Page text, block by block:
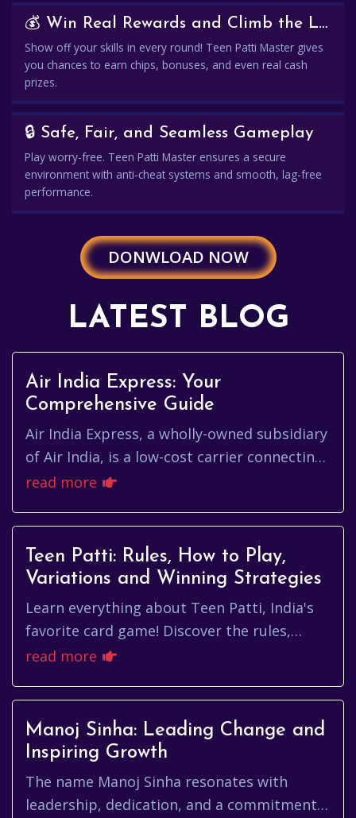
💰 Win Real Rewards and Climb the Leaderboard
Show off your skills in every round! Teen Patti Master gives
you chances to earn chips, bonuses, and even real cash
prizes.
🔒 Safe, Fair, and Seamless Gameplay
Play worry-free. Teen Patti Master ensures a secure
environment with anti-cheat systems and smooth, lag-free
performance.
DONWLOAD NOW
LATEST BLOG
Air India Express: Your
Comprehensive Guide
Air India Express, a wholly-owned subsidiary
of Air India, is a low-cost carrier connecting
India with destinations across the Middle
read more
Teen Patti: Rules, How to Play,
Variations and Winning Strategies
Learn everything about Teen Patti, India's
favorite card game! Discover the rules,
variations, and winning strategies to
read more
Manoj Sinha: Leading Change and
Inspiring Growth
The name Manoj Sinha resonates with
leadership, dedication, and a commitment